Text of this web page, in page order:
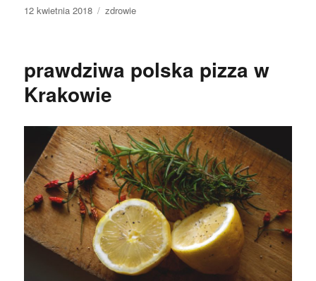
Data
12 kwietnia 2018 Kategorie
zdrowie
prawdziwa polska pizza w
Krakowie